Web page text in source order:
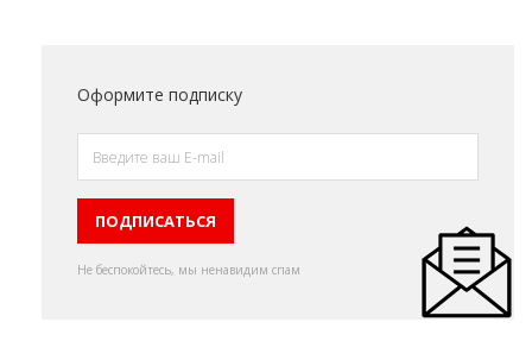
Оформите подписку
Не беспокойтесь, мы ненавидим спам